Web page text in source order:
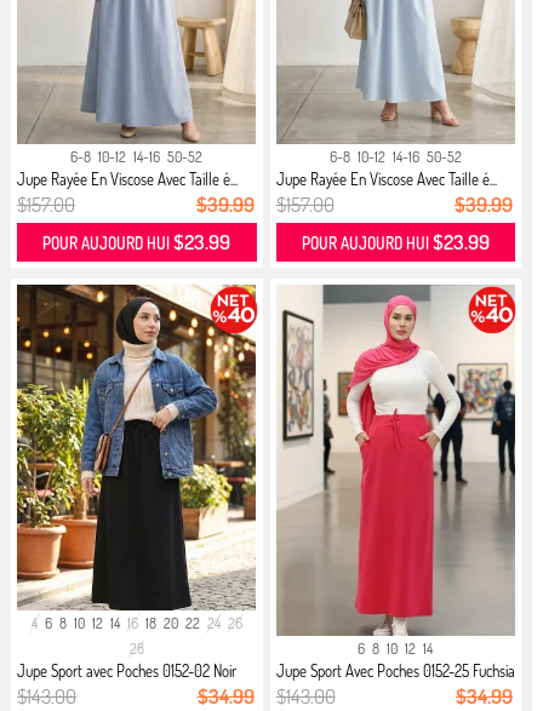
6-8 10-12 14-16 50-52
Jupe Rayée En Viscose Avec Taille é...
$157.00 $39.99
POUR AUJOURD HUI$23.99
6-8 10-12 14-16 50-52
Jupe Rayée En Viscose Avec Taille é...
$157.00 $39.99
POUR AUJOURD HUI$23.99
4 6 8 10 12 14 16 18 20 22 24 26
28
Jupe Sport avec Poches 0152-02 Noir
$143.00 $34.99
6 8 10 12 14
Jupe Sport Avec Poches 0152-25 Fuchsia
$143.00 $34.99